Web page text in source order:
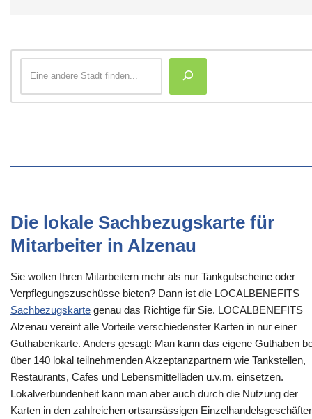
Die lokale Sachbezugskarte für
Mitarbeiter in Alzenau
Sie wollen Ihren Mitarbeitern mehr als nur Tankgutscheine oder
Verpflegungszuschüsse bieten? Dann ist die LOCALBENEFITS
Sachbezugskarte genau das Richtige für Sie. LOCALBENEFITS
Alzenau vereint alle Vorteile verschiedenster Karten in nur einer
Guthabenkarte. Anders gesagt: Man kann das eigene Guthaben
über 140 lokal teilnehmenden Akzeptanzpartnern wie Tankstellen,
Restaurants, Cafes und Lebensmittelläden u.v.m. einsetzen.
Lokalverbundenheit kann man aber auch durch die Nutzung der
Karten in den zahlreichen ortsansässigen